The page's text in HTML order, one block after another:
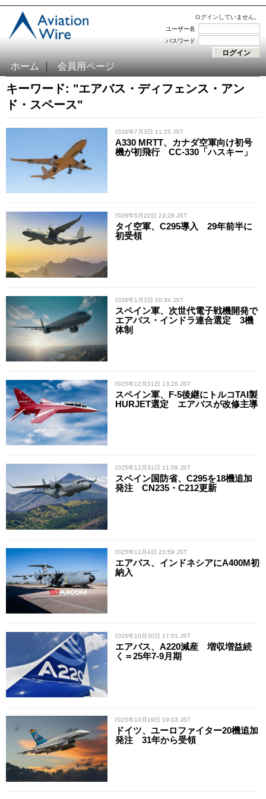
ログインしていません。
ユーザー名
パスワード
ホーム 会員用ページ
キーワード: "エアバス・ディフェンス・アン
ド・スペース"
/ 2026年7月3日 11:25 JST
A330 MRTT、カナダ空軍向け初号
機が初飛行 CC-330「ハスキー」
/ 2026年5月22日 23:28 JST
タイ空軍、C295導入 29年前半に
初受領
/ 2026年1月2日 10:34 JST
スペイン軍、次世代電子戦機開発で
エアバス・インドラ連合選定 3機
体制
/ 2025年12月31日 13:26 JST
スペイン軍、F-5後継にトルコTAI製
HURJET選定 エアバスが改修主導
/ 2025年12月31日 11:59 JST
スペイン国防省、C295を18機追加
発注 CN235・C212更新
/ 2025年11月4日 23:59 JST
エアバス、インドネシアにA400M初
納入
/ 2025年10月30日 17:01 JST
エアバス、A220減産 増収増益続
く＝25年7-9月期
/ 2025年10月19日 19:03 JST
ドイツ、ユーロファイター20機追加
発注 31年から受領